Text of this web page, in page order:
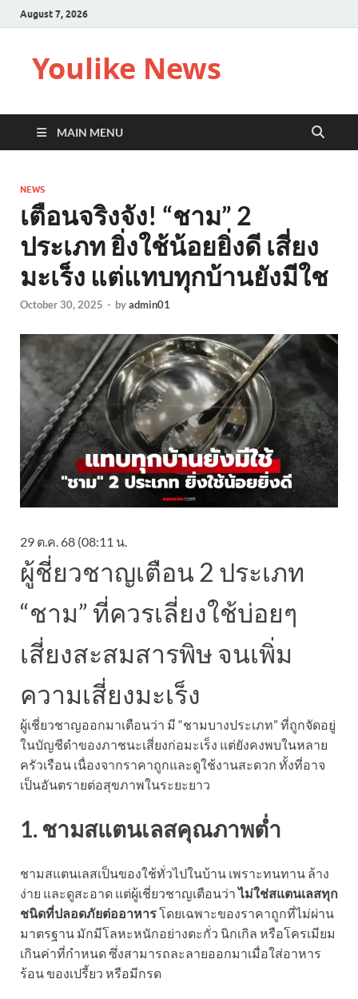
August 7, 2026
Youlike News
MAIN MENU
NEWS
เตือนจริงจัง! “ชาม” 2
ประเภท ยิ่งใช้น้อยยิ่งดี เสี่ยง
มะเร็ง แต่แทบทุกบ้านยังมีใช
October 30, 2025 - byadmin01
29 ต.ค. 68 (08:11 น.
ผู้ชี่ยวชาญเตือน 2 ประเภท
“ชาม” ที่ควรเลี่ยงใช้บ่อยๆ
เสี่ยงสะสมสารพิษ จนเพิ่ม
ความเสี่ยงมะเร็ง
ผู้เชี่ยวชาญออกมาเตือนว่า มี “ชามบางประเภท” ที่ถูกจัดอยู่
ในบัญชีดำของภาชนะเสี่ยงก่อมะเร็ง แต่ยังคงพบในหลาย
ครัวเรือน เนื่องจากราคาถูกและดูใช้งานสะดวก ทั้งที่อาจ
เป็นอันตรายต่อสุขภาพในระยะยาว
1. ชามสแตนเลสคุณภาพต่ำ
ชามสแตนเลสเป็นของใช้ทั่วไปในบ้าน เพราะทนทาน ล้าง
ง่าย และดูสะอาด แต่ผู้เชี่ยวชาญเตือนว่าไม่ใช่สแตนเลสทุก
ชนิดที่ปลอดภัยต่ออาหารโดยเฉพาะของราคาถูกที่ไม่ผ่าน
มาตรฐาน มักมีโลหะหนักอย่างตะกั่ว นิกเกิล หรือโครเมียม
เกินค่าที่กำหนด ซึ่งสามารถละลายออกมาเมื่อใส่อาหาร
ร้อน ของเปรี้ยว หรือมีกรด